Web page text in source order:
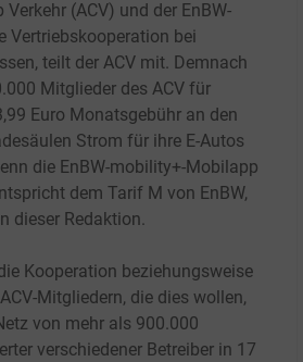
Verkehr (ACV) und der EnBW-
Vertriebskooperation bei
teilt der ACV mit. Demnach
Mitglieder des ACV für
Euro Monatsgebühr an den
Strom für ihre E-Autos
die EnBW-mobility+-Mobilapp
dem Tarif M von EnBW,
dieser Redaktion.
Kooperation beziehungsweise
Mitgliedern, die dies wollen,
von mehr als 900.000
verschiedener Betreiber in 17